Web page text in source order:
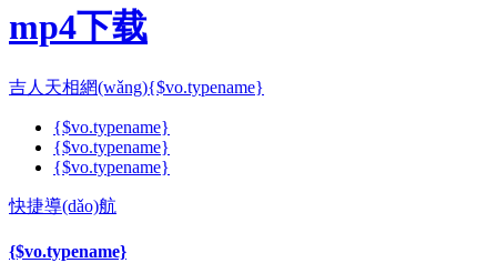
mp4下载
吉人天相網(wǎng){$vo.typename}
{$vo.typename}
{$vo.typename}
{$vo.typename}
快捷導(dǎo)航
{$vo.typename}